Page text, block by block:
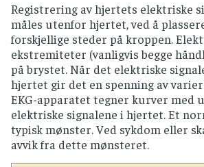
Registrering av hjertets elektriske
måles utenfor hjertet, ved å
forskjellige steder på kroppen.
ekstremiteter (vanligvis begge
på brystet. Når det elektriske
hjertet gir det en spenning av
EKG-apparatet tegner kurver med
elektriske signalene i hjertet. Et
typisk mønster. Ved sykdom eller
avvik fra dette mønsteret.